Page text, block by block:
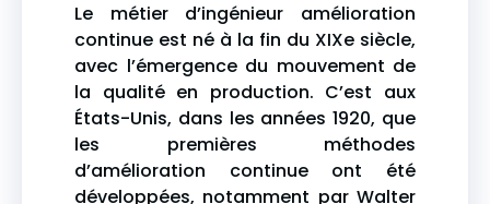
Le métier d’ingénieur amélioration
continue est né à la fin du XIXe siècle,
avec l’émergence du mouvement de
la qualité en production. C’est aux
États-Unis, dans les années 1920, que
les premières méthodes
d’amélioration continue ont été
développées, notamment par Walter